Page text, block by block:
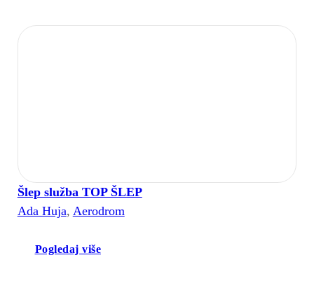
Šlep služba TOP ŠLEP
Ada Huja, Aerodrom
Pogledaj više